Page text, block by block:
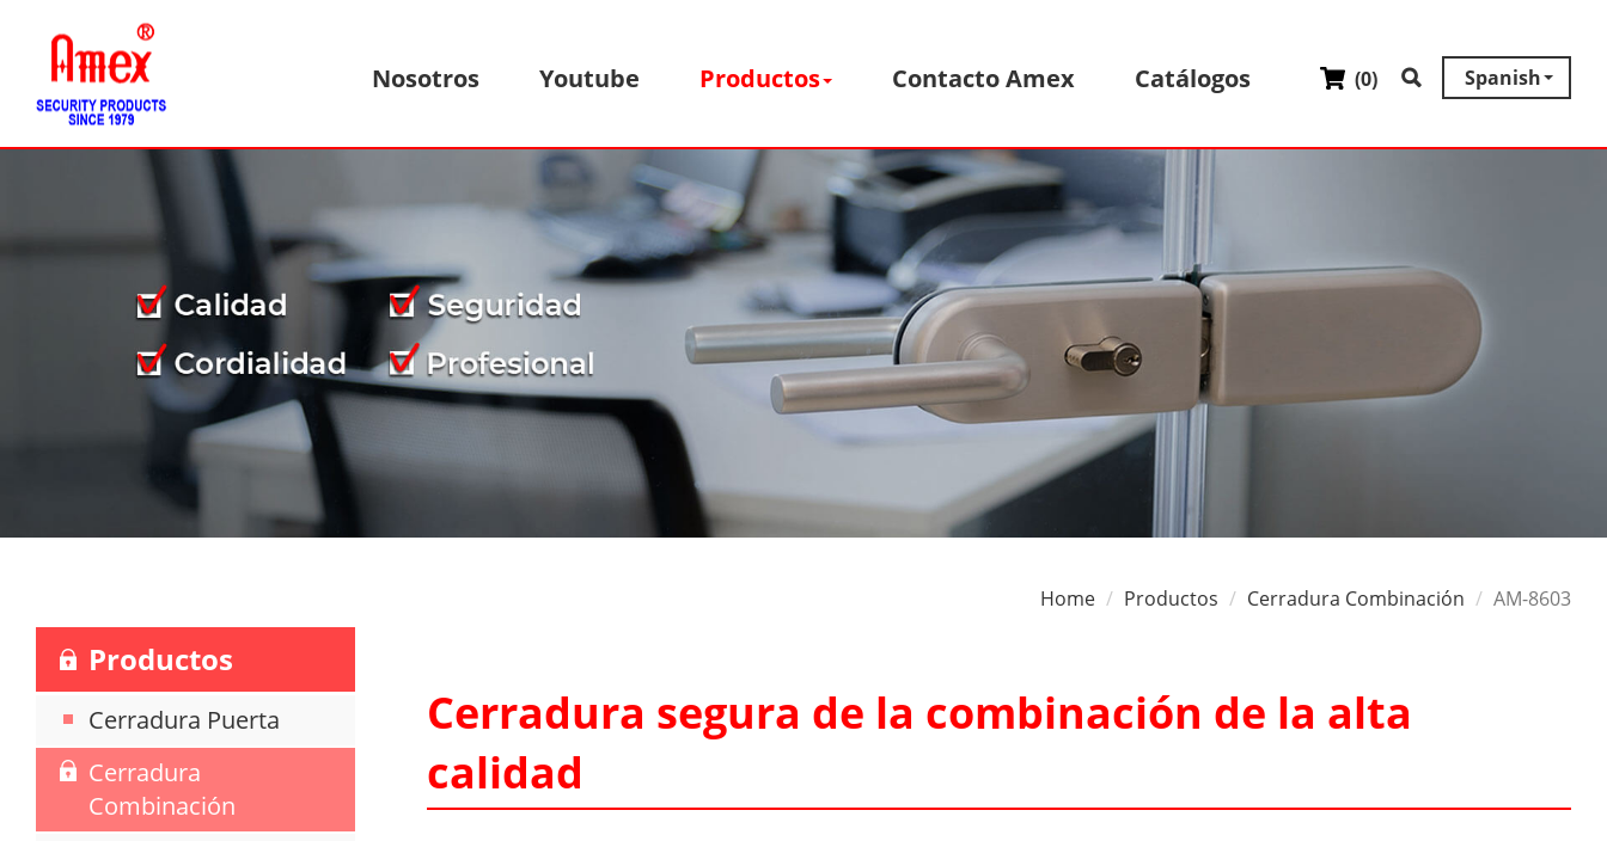
(0) Spanish
Nosotros Youtube Productos Contacto Amex Catálogos
Productos
Cerradura Puerta
Cerradura
Combinación
Home Productos Cerradura Combinación AM-8603
Cerradura segura de la combinación de la alta
calidad